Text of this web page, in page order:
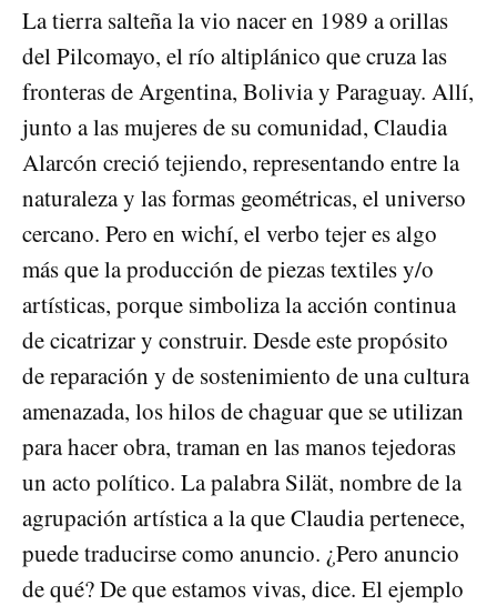
La tierra salteña la vio nacer en 1989 a orillas
del Pilcomayo, el río altiplánico que cruza las
fronteras de Argentina, Bolivia y Paraguay. Allí,
junto a las mujeres de su comunidad, Claudia
Alarcón creció tejiendo, representando entre la
naturaleza y las formas geométricas, el universo
cercano. Pero en wichí, el verbo tejer es algo
más que la producción de piezas textiles y/o
artísticas, porque simboliza la acción continua
de cicatrizar y construir. Desde este propósito
de reparación y de sostenimiento de una cultura
amenazada, los hilos de chaguar que se utilizan
para hacer obra, traman en las manos tejedoras
un acto político. La palabra Silät, nombre de la
agrupación artística a la que Claudia pertenece,
puede traducirse como anuncio. ¿Pero anuncio
de qué? De que estamos vivas, dice. El ejemplo